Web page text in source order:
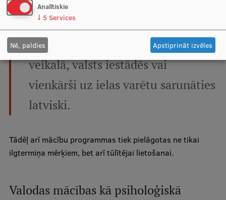
Ukraiņi grib iemācīties lietot
valodu pēc iespējas ātrāk, lai
veikalā, valsts iestādēs vai
vienkārši uz ielas varētu sarunāties
latviski.
Tādēļ arī mācību programmas tiek pielāgotas ne tikai
ilgtermiņa mērķiem, bet arī tūlītējai lietošanai.
Valodas mācības kā psiholoģiskā
Analītiskie
↓ 5 Services
Nē, paldies Apstiprināt izvēles